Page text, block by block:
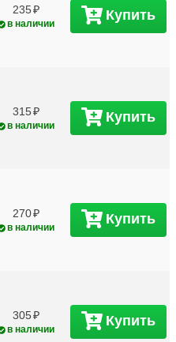
235
в наличии
Купить
315
в наличии
Купить
270
в наличии
Купить
305
в наличии
Купить